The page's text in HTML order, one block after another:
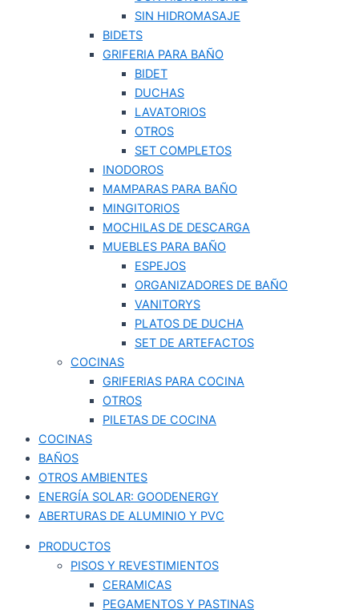
SIN HIDROMASAJE
BIDETS
GRIFERIA PARA BAÑO
BIDET
DUCHAS
LAVATORIOS
OTROS
SET COMPLETOS
INODOROS
MAMPARAS PARA BAÑO
MINGITORIOS
MOCHILAS DE DESCARGA
MUEBLES PARA BAÑO
ESPEJOS
ORGANIZADORES DE BAÑO
VANITORYS
PLATOS DE DUCHA
SET DE ARTEFACTOS
COCINAS
GRIFERIAS PARA COCINA
OTROS
PILETAS DE COCINA
COCINAS
BAÑOS
OTROS AMBIENTES
ENERGÍA SOLAR: GOODENERGY
ABERTURAS DE ALUMINIO Y PVC
PRODUCTOS
PISOS Y REVESTIMIENTOS
CERAMICAS
PEGAMENTOS Y PASTINAS